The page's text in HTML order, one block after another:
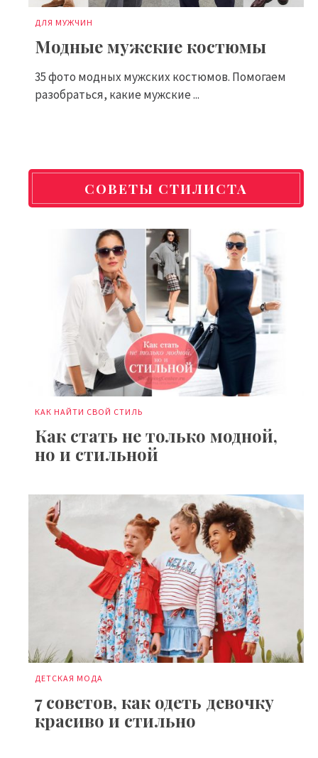
ДЛЯ МУЖЧИН
Модные мужские костюмы
35 фото модных мужских костюмов. Помогаем
разобраться, какие мужские ...
СОВЕТЫ СТИЛИСТА
КАК НАЙТИ СВОЙ СТИЛЬ
Как стать не только модной,
но и стильной
ДЕТСКАЯ МОДА
7 советов, как одеть девочку
красиво и стильно